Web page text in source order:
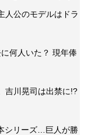
人公のモデルはドラ
何人いた？ 現年俸
吉川晃司は出禁に!?
シリーズ…巨人が勝